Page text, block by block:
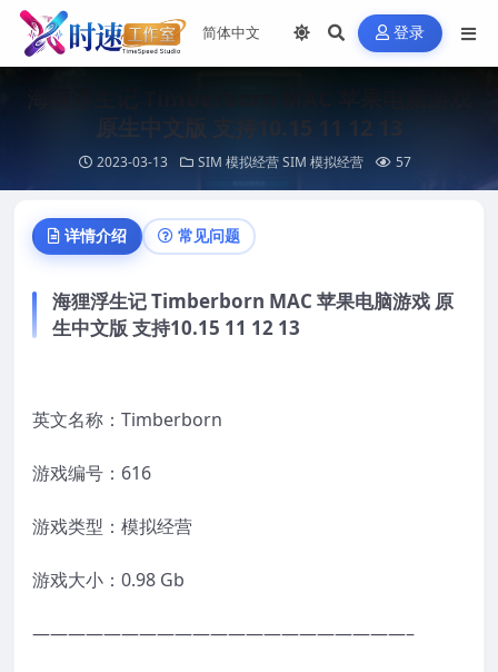
登录
原生中文版 支持10.15 11 12 13
2023-03-13 SIM 模拟经营 SIM 模拟经营 57
详情介绍 常见问题
海狸浮生记 Timberborn MAC 苹果电脑游戏 原
生中文版 支持10.15 11 12 13
英文名称：Timberborn
游戏编号：616
游戏类型：模拟经营
游戏大小：0.98 Gb
—————————————————————–